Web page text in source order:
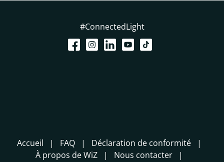
#ConnectedLight
Accueil FAQ
Déclaration de conformité
À propos de WiZ
Nous contacter